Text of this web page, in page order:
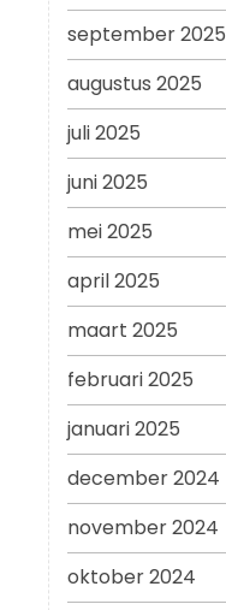
september 2025
augustus 2025
juli 2025
juni 2025
mei 2025
april 2025
maart 2025
februari 2025
januari 2025
december 2024
november 2024
oktober 2024